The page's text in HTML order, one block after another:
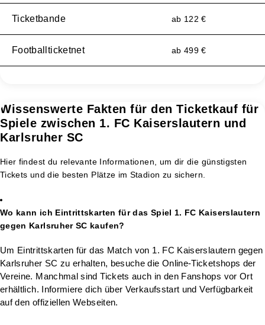
Ticketbande ab 122 €
Footballticketnet ab 499 €
Wissenswerte Fakten für den Ticketkauf für
Spiele zwischen 1. FC Kaiserslautern und
Karlsruher SC
Hier findest du relevante Informationen, um dir die günstigsten
Tickets und die besten Plätze im Stadion zu sichern.
Wo kann ich Eintrittskarten für das Spiel 1. FC Kaiserslautern
gegen Karlsruher SC kaufen?
Um Eintrittskarten für das Match von 1. FC Kaiserslautern gegen
Karlsruher SC zu erhalten, besuche die Online-Ticketshops der
Vereine. Manchmal sind Tickets auch in den Fanshops vor Ort
erhältlich. Informiere dich über Verkaufsstart und Verfügbarkeit
auf den offiziellen Webseiten.